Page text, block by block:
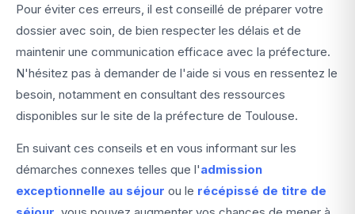
Pour éviter ces erreurs, il est conseillé de préparer votre
dossier avec soin, de bien respecter les délais et de
maintenir une communication efficace avec la préfecture.
N'hésitez pas à demander de l'aide si vous en ressentez le
besoin, notamment en consultant des ressources
disponibles sur le site de la préfecture de Toulouse.
En suivant ces conseils et en vous informant sur les
démarches connexes telles que l'admission
exceptionnelle au séjour ou le récépissé de titre de